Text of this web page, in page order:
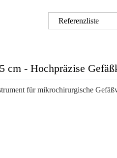
Referenzliste
- Hochpräzise
für mikrochirurgische